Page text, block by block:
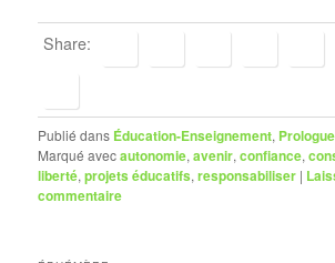
Share:
Publié dans Éducation-Enseignement,
Marqué avecautonomie,avenir,confiance,
liberté,projets éducatifs,responsabiliser |
commentaire